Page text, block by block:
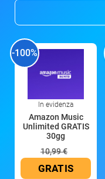
-100%
In evidenza
Amazon Music
Unlimited GRATIS
30gg
10,99 €
GRATIS